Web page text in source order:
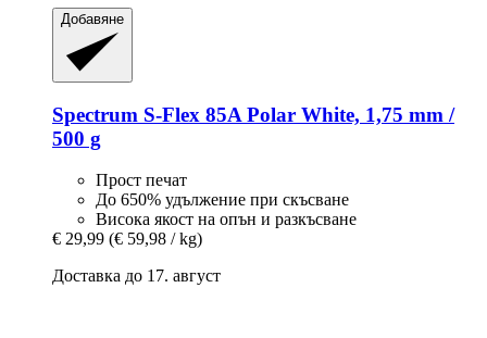
Добавяне
Spectrum S-​Flex 85A Polar White, 1,75 mm /
500 g
Прост печат
До 650% удължение при скъсване
Висока якост на опън и разкъсване
€ 29,99 (€ 59,98 / kg)
Доставка до 17. август